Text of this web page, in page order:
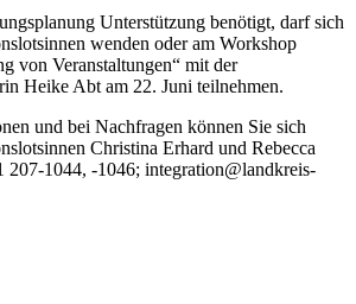
Unterstützung benötigt, darf sich
wenden oder am Workshop
von Veranstaltungen“ mit der
Heike Abt am 22. Juni teilnehmen.
und bei Nachfragen können Sie sich
Christina Erhard und Rebecca
207-1044, -1046; integration@landkreis-